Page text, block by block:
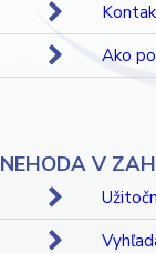
Ako
NEHODA V